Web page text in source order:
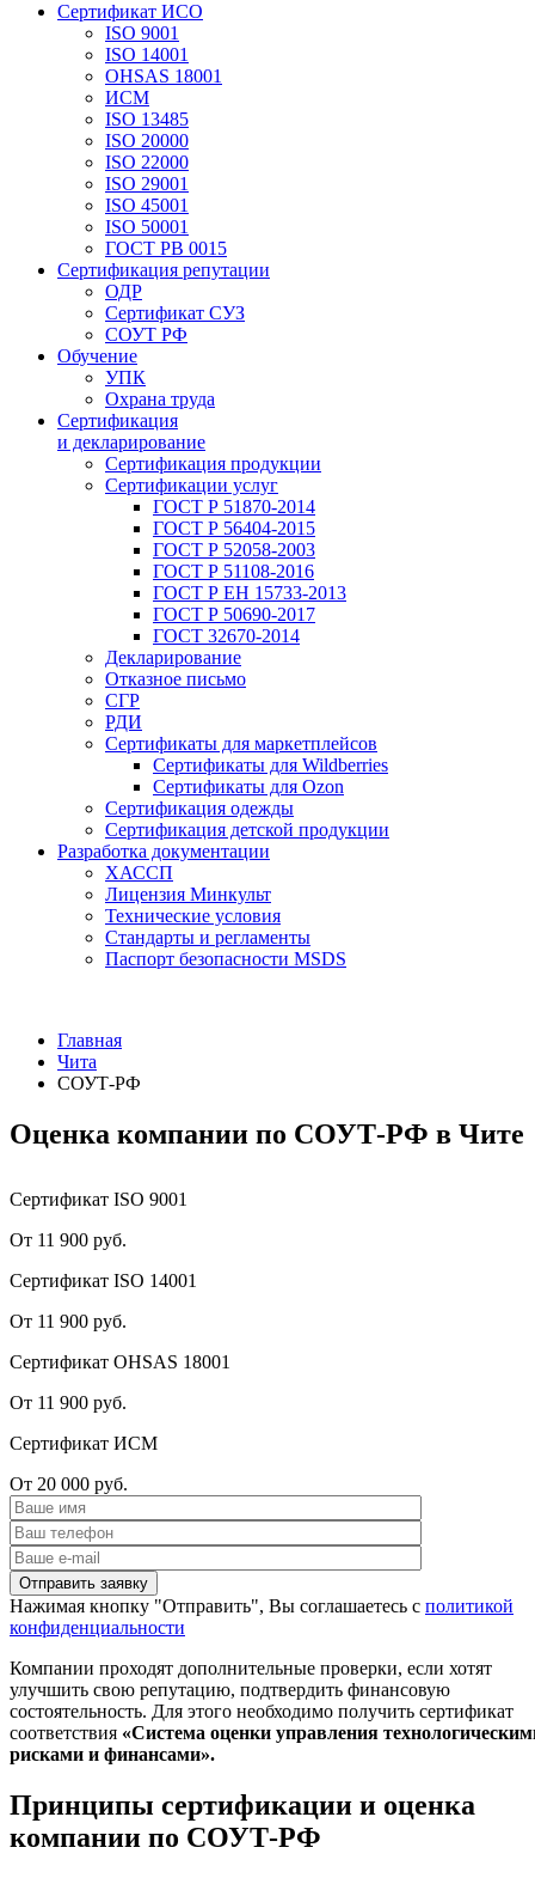
Сертификат ИСО
ISO 9001
ISO 14001
OHSAS 18001
ИСМ
ISO 13485
ISO 20000
ISO 22000
ISO 29001
ISO 45001
ISO 50001
ГОСТ РВ 0015
Сертификация репутации
ОДР
Сертификат СУЗ
СОУТ РФ
Обучение
УПК
Охрана труда
Сертификация
и декларирование
Сертификация продукции
Сертификации услуг
ГОСТ Р 51870-2014
ГОСТ Р 56404-2015
ГОСТ Р 52058-2003
ГОСТ Р 51108-2016
ГОСТ Р ЕН 15733-2013
ГОСТ Р 50690-2017
ГОСТ 32670-2014
Декларирование
Отказное письмо
СГР
РДИ
Сертификаты для маркетплейсов
Сертификаты для Wildberries
Сертификаты для Ozon
Сертификация одежды
Сертификация детской продукции
Разработка документации
ХАССП
Лицензия Минкульт
Технические условия
Стандарты и регламенты
Паспорт безопасности MSDS
Главная
Чита
СОУТ-РФ
Оценка компании по СОУТ-РФ в Чите
Сертификат ISO 9001
От 11 900 руб.
Сертификат ISO 14001
От 11 900 руб.
Сертификат OHSAS 18001
От 11 900 руб.
Сертификат ИСМ
От 20 000 руб.
Нажимая кнопку "Отправить", Вы соглашаетесь с политикой
конфиденциальности
Компании проходят дополнительные проверки, если хотят
улучшить свою репутацию, подтвердить финансовую
состоятельность. Для этого необходимо получить сертификат
соответствия «Система оценки управления
рисками и финансами».
Принципы сертификации и оценка
компании по СОУТ-РФ